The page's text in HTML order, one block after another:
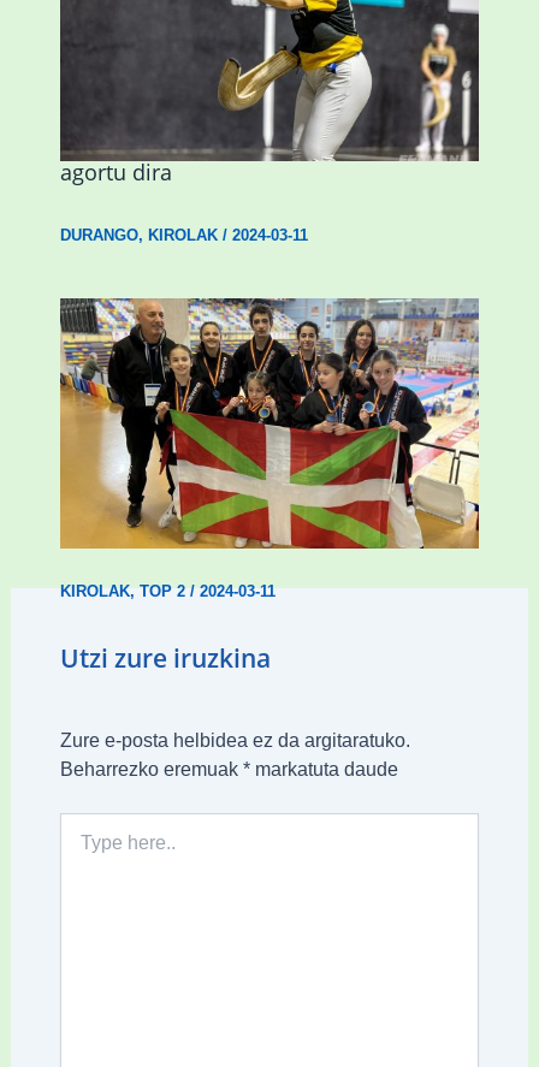
Astelehenean Durangon jokatuko den
emakumezkoen zesta finaleko sarrerak
agortu dira
DURANGO, KIROLAK/ 2024-03-11
Wadokan garaile Espainiako txapelketan
14 dominarekin
KIROLAK,TOP 2/2024-03-11
Utzi zure iruzkina
Zure e-posta helbidea ez da argitaratuko.
Beharrezko eremuak *markatuta daude
here..